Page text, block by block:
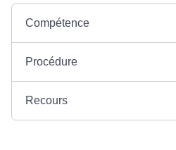
Compétence
Procédure
Recours